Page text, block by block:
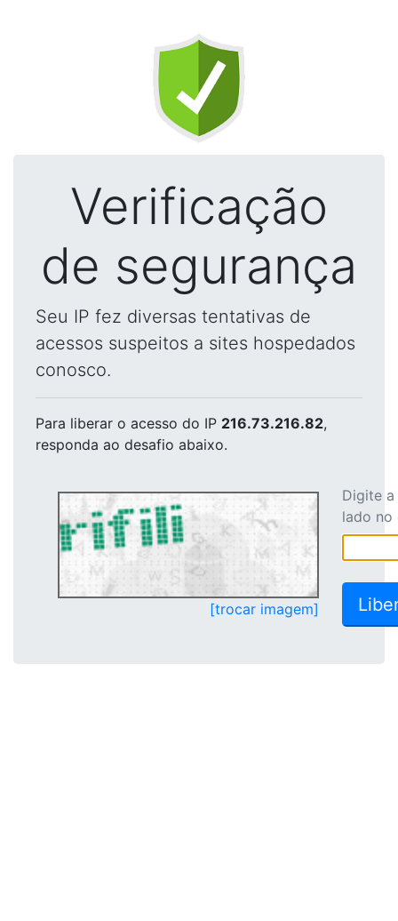
Verificação
de segurança
Seu IP fez diversas tentativas de
acessos suspeitos a sites hospedados
conosco.
Para liberar o acesso do IP 216.73.216.82,
responda ao desafio abaixo.
[trocar imagem]
Digite
lado no